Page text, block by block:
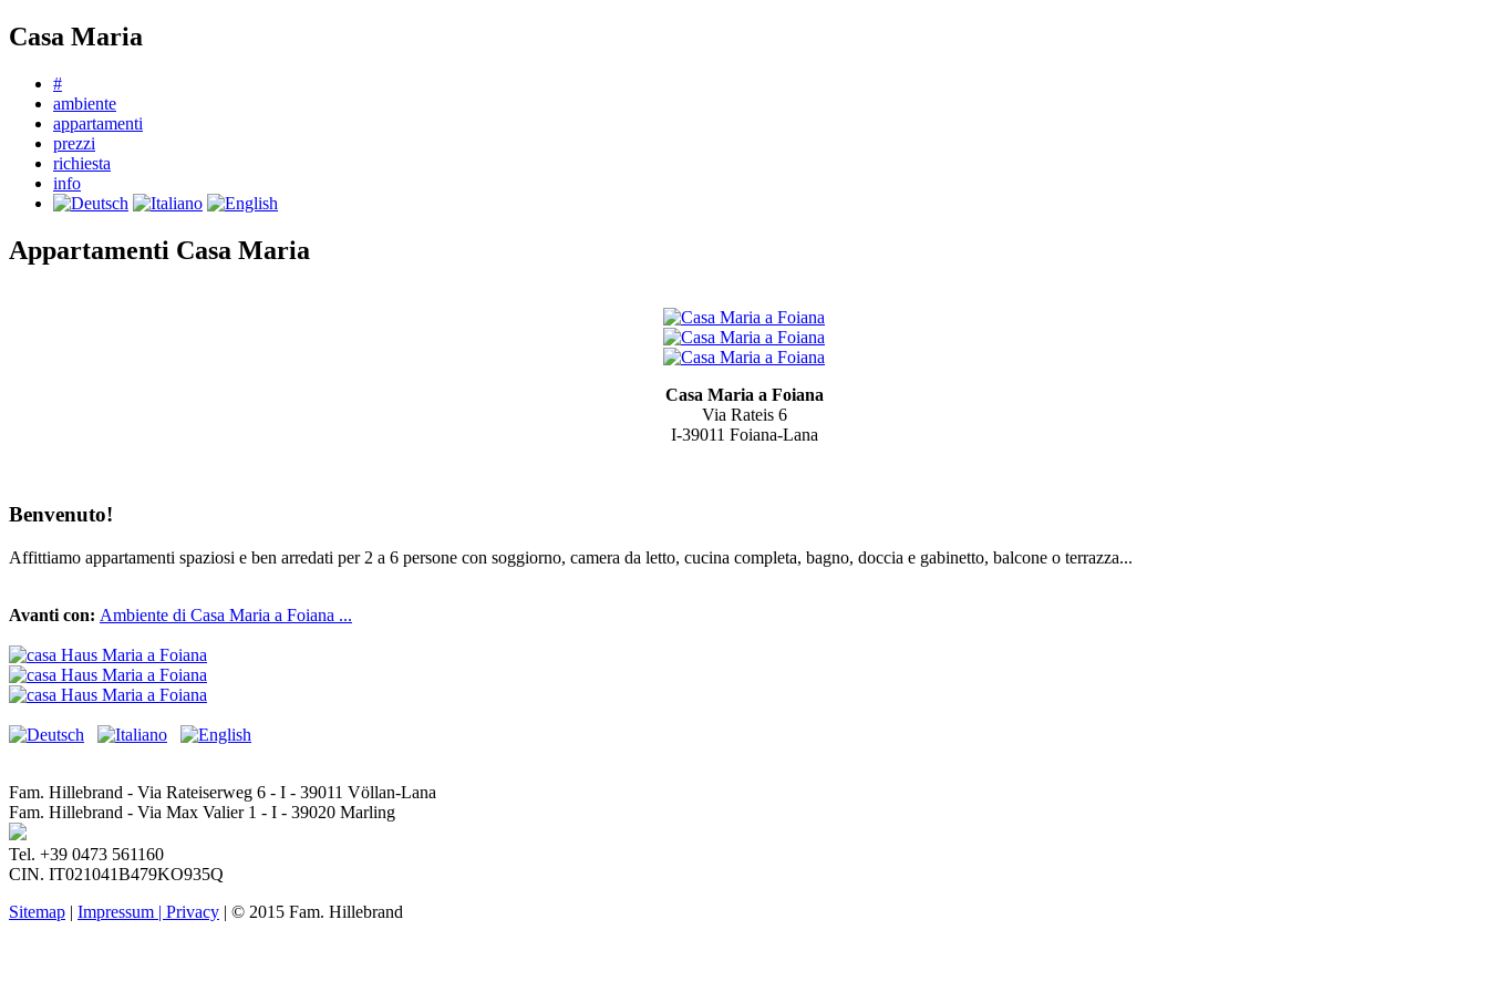
Casa Maria
#
ambiente
appartamenti
prezzi
richiesta
info
Appartamenti Casa Maria
Casa Maria a Foiana
Via Rateis 6
I-39011 Foiana-Lana
Benvenuto!
Affittiamo appartamenti spaziosi e ben arredati per 2 a 6 persone con soggiorno, camera da letto, cucina completa, bagno, doccia e gabinetto, balcone o terrazza...
Avanti con: Ambiente di Casa Maria a Foiana ...
Fam. Hillebrand - Via Rateiserweg 6 - I - 39011 Völlan-Lana
Fam. Hillebrand - Via Max Valier 1 - I - 39020 Marling
Tel. +39 0473 561160
CIN. IT021041B479KO935Q
Sitemap | Impressum | Privacy | © 2015 Fam. Hillebrand